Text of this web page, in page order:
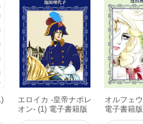
エロイカ -皇帝ナポレ
オン- (1) 電子書籍版
オルフェ
電子書籍版